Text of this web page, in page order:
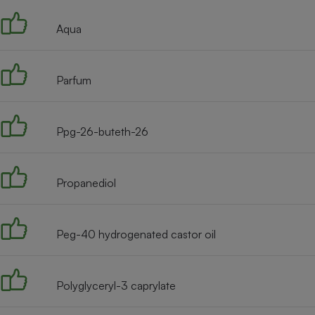
Aqua
Parfum
Ppg-26-buteth-26
Propanediol
Peg-40 hydrogenated castor oil
Polyglyceryl-3 caprylate